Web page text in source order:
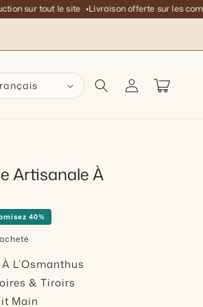
tout le site Livraison offerte sur les
ConnexionPanier
Artisanale À
40%
L’Osmanthus
& Tiroirs
Main